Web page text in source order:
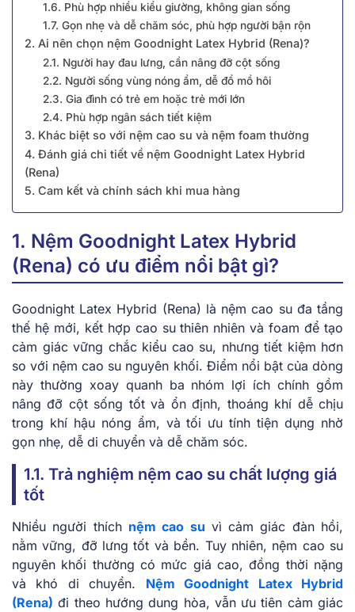
1.6. Phù hợp nhiều kiểu giường, không gian sống
1.7. Gọn nhẹ và dễ chăm sóc, phù hợp người bận rộn
2. Ai nên chọn nệm Goodnight Latex Hybrid (Rena)?
2.1. Người hay đau lưng, cần nâng đỡ cột sống
2.2. Người sống vùng nóng ẩm, dễ đổ mồ hôi
2.3. Gia đình có trẻ em hoặc trẻ mới lớn
2.4. Phù hợp ngân sách tiết kiệm
3. Khác biệt so với nệm cao su và nệm foam thường
4. Đánh giá chi tiết về nệm Goodnight Latex Hybrid
(Rena)
5. Cam kết và chính sách khi mua hàng
1. Nệm Goodnight Latex Hybrid
(Rena) có ưu điểm nổi bật gì?
Goodnight Latex Hybrid (Rena) là nệm cao su đa tầng
thế hệ mới, kết hợp cao su thiên nhiên và foam để tạo
cảm giác vững chắc kiểu cao su, nhưng tiết kiệm hơn
so với nệm cao su nguyên khối. Điểm nổi bật của dòng
này thường xoay quanh ba nhóm lợi ích chính gồm
nâng đỡ cột sống tốt và ổn định, thoáng khí dễ chịu
trong khí hậu nóng ẩm, và tối ưu tính tiện dụng nhờ
gọn nhẹ, dễ di chuyển và dễ chăm sóc.
1.1. Trả nghiệm nệm cao su chất lượng giá
tốt
Nhiều người thích nệm cao su vì cảm giác đàn hồi,
nằm vững, đỡ lưng tốt và bền. Tuy nhiên, nệm cao su
nguyên khối thường có mức giá cao, đồng thời nặng
và khó di chuyển. Nệm Goodnight Latex Hybrid
(Rena) đi theo hướng dung hòa, vẫn ưu tiên cảm giác